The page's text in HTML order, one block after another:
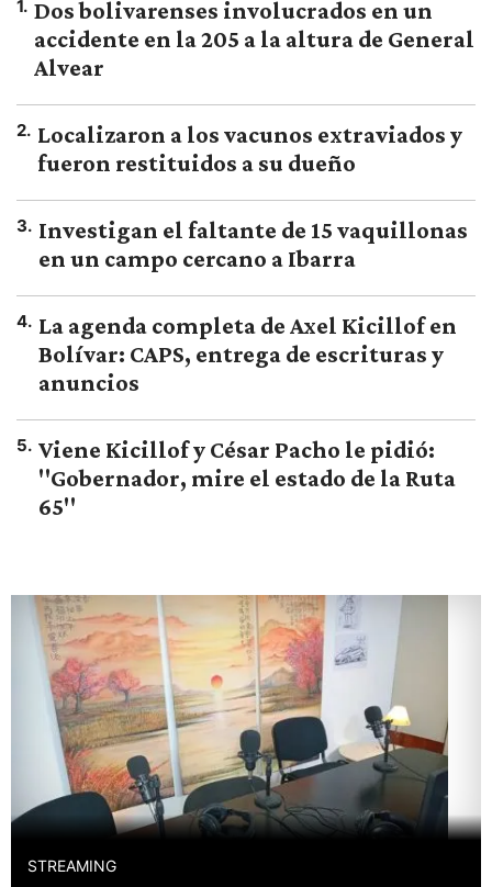
1. Dos bolivarenses involucrados en un
accidente en la 205 a la altura de General
Alvear
2. Localizaron a los vacunos extraviados y
fueron restituidos a su dueño
3. Investigan el faltante de 15 vaquillonas
en un campo cercano a Ibarra
4. La agenda completa de Axel Kicillof en
Bolívar: CAPS, entrega de escrituras y
anuncios
5. Viene Kicillof y César Pacho le pidió:
"Gobernador, mire el estado de la Ruta
65"
STREAMING